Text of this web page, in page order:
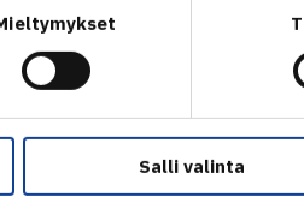
Salli valinta
Tanska jää
Jos Etelä-Afrikka häviäisi
Suomen. Jos Etelä-Afrikka
-ottelun hävinneen